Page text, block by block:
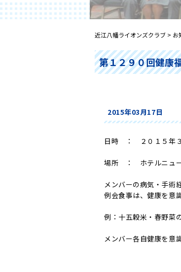
近江八幡ライオンズクラブ > お
第１２９０回健康
2015年03月17日
日時 ： ２０１５年
場所 ： ホテルニュ
メンバーの病気・手術
例会食事は、健康を意
例：十五穀米・春野菜
メンバー各自健康を意